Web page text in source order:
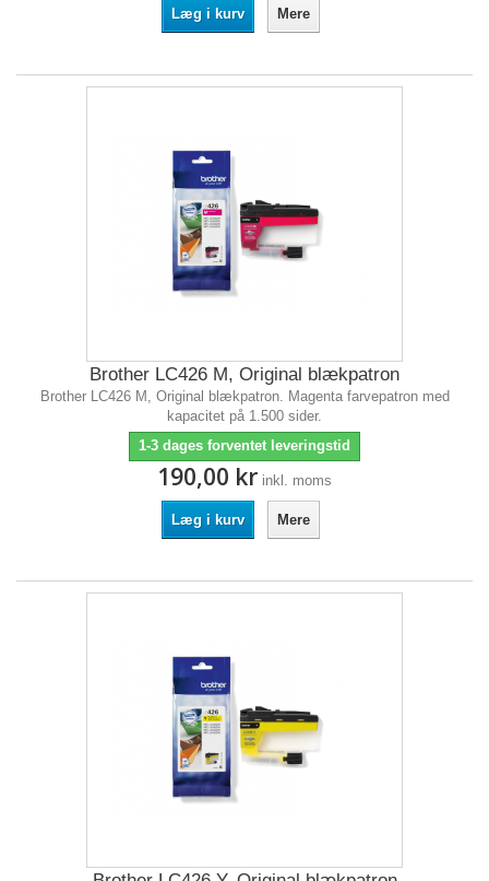
Læg i kurv Mere
Brother LC426 M, Original blækpatron
Brother LC426 M, Original blækpatron. Magenta farvepatron med
kapacitet på 1.500 sider.
1-3 dages forventet leveringstid
190,00 kr inkl. moms
Læg i kurv Mere